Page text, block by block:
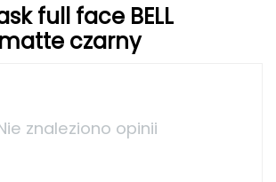
full face BELL
matte czarny
znaleziono opinii